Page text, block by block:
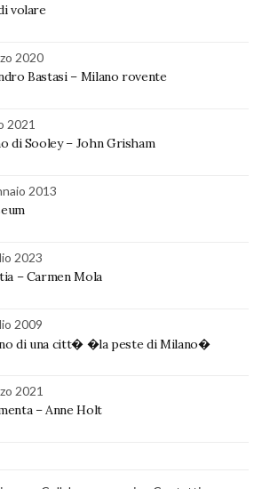
volare
2020
Bastasi – Milano rovente
2021
di Sooley – John Grisham
2013
2023
– Carmen Mola
2009
di una citt� �la peste di Milano�
2021
– Anne Holt